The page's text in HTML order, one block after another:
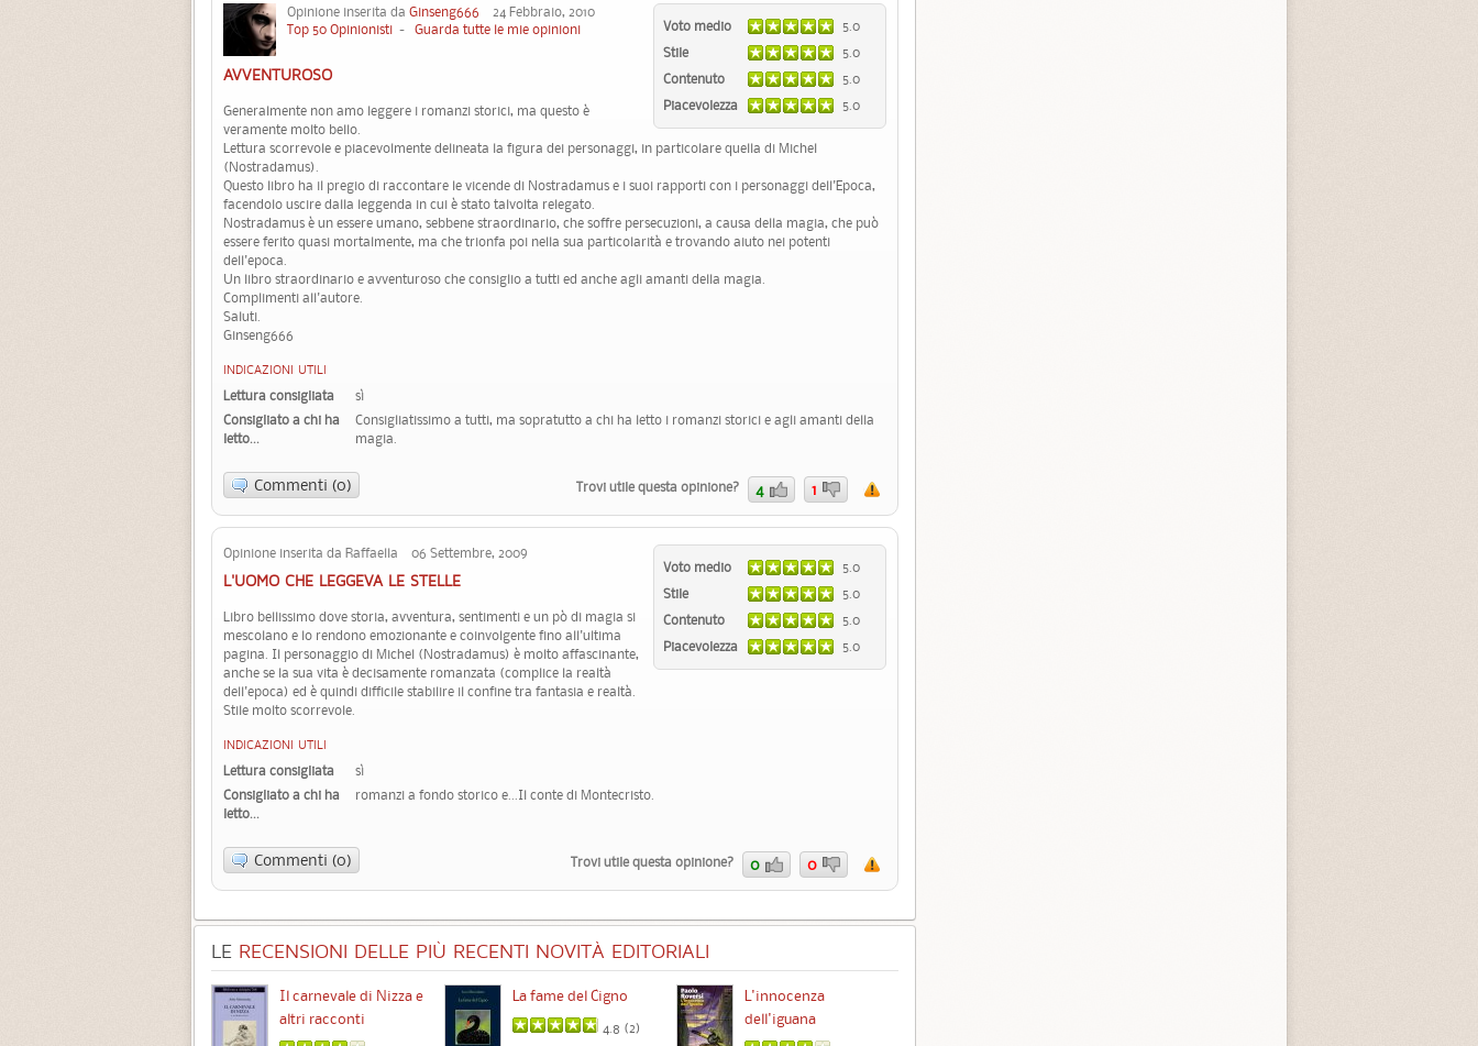
Voto medio
5.0
Stile
5.0
Contenuto
5.0
Piacevolezza
5.0
Opinione inserita da Ginseng666 24 Febbraio, 2010
Top 50 Opinionisti - Guarda tutte le mie opinioni
AVVENTUROSO
Generalmente non amo leggere i romanzi storici, ma questo è
veramente molto bello.
Lettura scorrevole e piacevolmente delineata la figura dei personaggi, in particolare quella di Michel
(Nostradamus).
Questo libro ha il pregio di raccontare le vicende di Nostradamus e i suoi rapporti con i personaggi dell'Epoca,
facendolo uscire dalla leggenda in cui è stato talvolta relegato.
Nostradamus è un essere umano, sebbene straordinario, che soffre persecuzioni, a causa della magia, che può
essere ferito quasi mortalmente, ma che trionfa poi nella sua particolarità e trovando aiuto nei potenti
dell'epoca.
Un libro straordinario e avventuroso che consiglio a tutti ed anche agli amanti della magia.
Complimenti all'autore.
Saluti.
Ginseng666
INDICAZIONI UTILI
Lettura consigliata
sì
Consigliato a chi ha
letto...
Consigliatissimo a tutti, ma sopratutto a chi ha letto i romanzi storici e agli amanti della
magia.
Commenti (0) Trovi utile questa opinione? 4 1
Voto medio
5.0
Stile
5.0
Contenuto
5.0
Piacevolezza
5.0
Opinione inserita da Raffaella 06 Settembre, 2009
L'UOMO CHE LEGGEVA LE STELLE
Libro bellissimo dove storia, avventura, sentimenti e un pò di magia si
mescolano e lo rendono emozionante e coinvolgente fino all'ultima
pagina. Il personaggio di Michel (Nostradamus) è molto affascinante,
anche se la sua vita è decisamente romanzata (complice la realtà
dell'epoca) ed è quindi difficile stabilire il confine tra fantasia e realtà.
Stile molto scorrevole.
INDICAZIONI UTILI
Lettura consigliata
sì
Consigliato a chi ha
letto...
romanzi a fondo storico e...Il conte di Montecristo.
Commenti (0) Trovi utile questa opinione? 0 0
LE RECENSIONI DELLE PIÙ RECENTI NOVITÀ EDITORIALI
Il carnevale di Nizza e
altri racconti
La fame del Cigno
4.8 (2)
L'innocenza
dell'iguana